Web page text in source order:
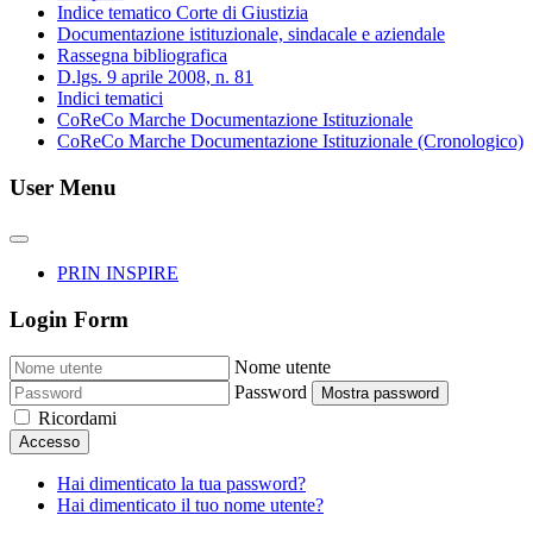
Indice tematico Corte di Giustizia
Documentazione istituzionale, sindacale e aziendale
Rassegna bibliografica
D.lgs. 9 aprile 2008, n. 81
Indici tematici
CoReCo Marche Documentazione Istituzionale
CoReCo Marche Documentazione Istituzionale (Cronologico)
User Menu
PRIN INSPIRE
Login Form
Nome utente
Password
Mostra password
Ricordami
Accesso
Hai dimenticato la tua password?
Hai dimenticato il tuo nome utente?